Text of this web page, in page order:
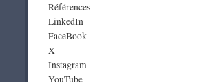
Références
LinkedIn
FaceBook
X
Instagram
YouTube